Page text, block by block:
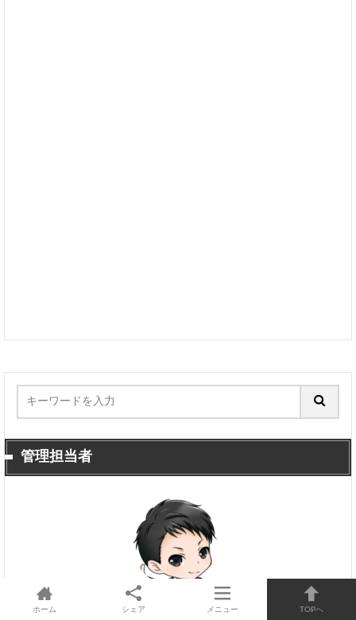
管理担当者
ホーム シェア メニュー TOPへ